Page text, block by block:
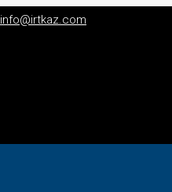
info@irtkaz.com